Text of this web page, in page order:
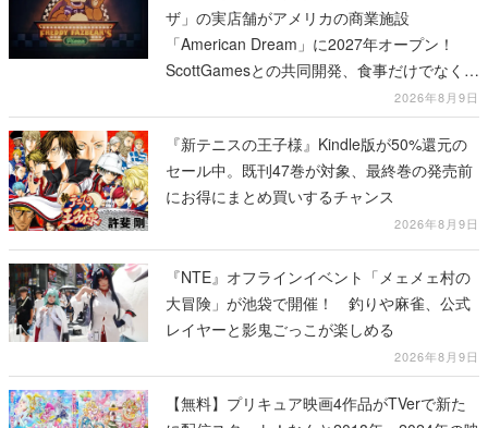
ザ」の実店舗がアメリカの商業施設
「American Dream」に2027年オープン！
ScottGamesとの共同開発、食事だけでなくス
テージショーや没入型のホラー体験も楽しめ
る
2026年8月9日
『新テニスの王子様』Kindle版が50%還元の
セール中。既刊47巻が対象、最終巻の発売前
にお得にまとめ買いするチャンス
2026年8月9日
『NTE』オフラインイベント「メェメェ村の
大冒険」が池袋で開催！ 釣りや麻雀、公式
レイヤーと影鬼ごっこが楽しめる
2026年8月9日
【無料】プリキュア映画4作品がTVerで新た